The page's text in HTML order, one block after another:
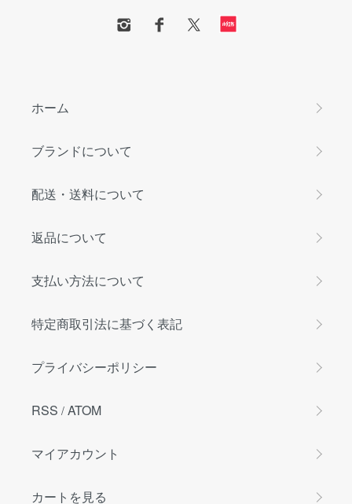
ホーム
ブランドについて
配送・送料について
返品について
支払い方法について
特定商取引法に基づく表記
プライバシーポリシー
RSS / ATOM
マイアカウント
カートを見る